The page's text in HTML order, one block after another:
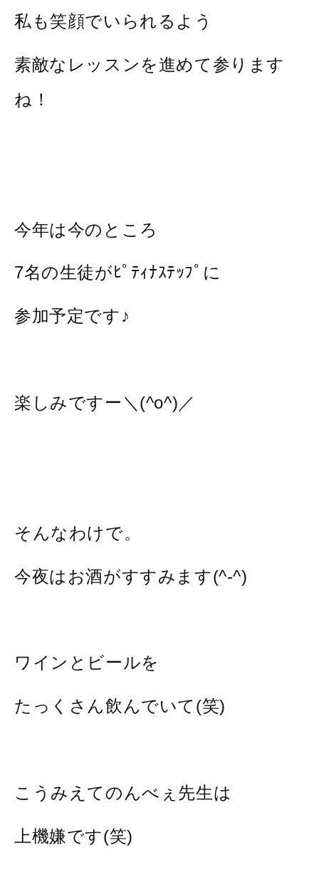
私も笑顔でいられるよう
素敵なレッスンを進めて参ります
ね！
今年は今のところ
7名の生徒がﾋﾟﾃｨﾅｽﾃｯﾌﾟに
参加予定です♪
楽しみですー＼(^o^)／
そんなわけで。
今夜はお酒がすすみます(^-^)
ワインとビールを
たっくさん飲んでいて(笑)
こうみえてのんべぇ先生は
上機嫌です(笑)